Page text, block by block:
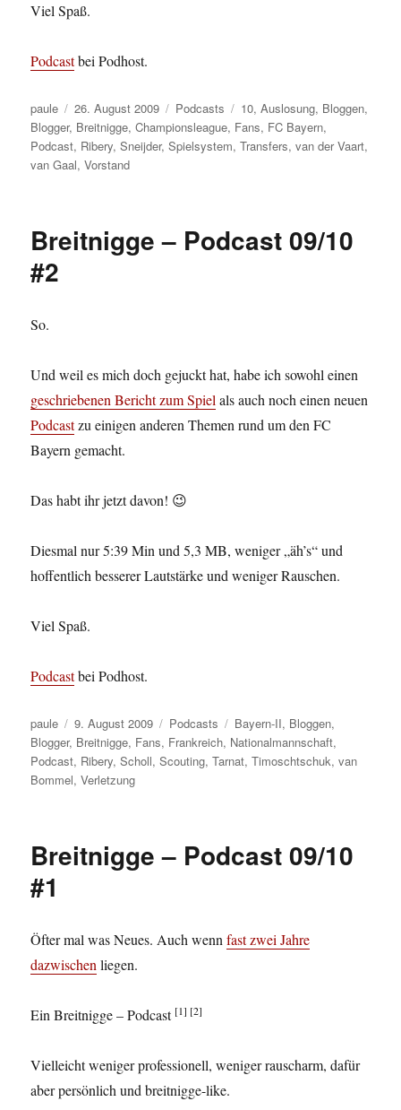
Viel Spaß.
Podcastbei Podhost.
Autor
paule
Veröffentlicht
am
26. August 2009 Kategorien
Podcasts Schlagwörter
10,Auslosung, Bloggen,
Blogger, Breitnigge,Championsleague, Fans, FC Bayern,
Podcast, Ribery,Sneijder,Spielsystem,Transfers,van der Vaart,
van Gaal,Vorstand
Breitnigge – Podcast 09/10
#2
So.
Und weil es mich doch gejuckt hat, habe ich sowohl einen
geschriebenen Bericht zum Spielals auch noch einen neuen
Podcastzu einigen anderen Themen rund um den FC
Bayern gemacht.
Das habt ihr jetzt davon! 😉
Diesmal nur 5:39 Min und 5,3 MB, weniger „äh’s“ und
hoffentlich besserer Lautstärke und weniger Rauschen.
Viel Spaß.
Podcastbei Podhost.
Autor
paule
Veröffentlicht
am
9. August 2009 Kategorien
Podcasts Schlagwörter
Bayern-II, Bloggen,
Blogger, Breitnigge, Fans, Frankreich, Nationalmannschaft,
Podcast, Ribery,Scholl,Scouting,Tarnat,Timoschtschuk,van
Bommel,Verletzung
Breitnigge – Podcast 09/10
#1
Öfter mal was Neues. Auch wennfast zwei Jahre
dazwischenliegen.
Ein Breitnigge – Podcast [1] [2]
Vielleicht weniger professionell, weniger rauscharm, dafür
aber persönlich und breitnigge-like.